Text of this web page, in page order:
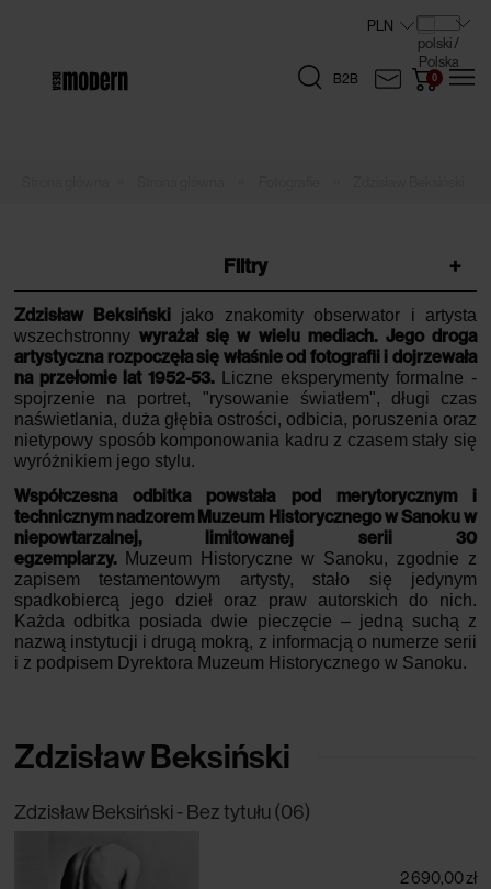
B2B
Filtry +
Zdzisław Beksiński
jako znakomity obserwator i artysta
wszechstronnywyrażał się w wielu mediach. Jego droga
artystyczna rozpoczęła się właśnie od fotografii i dojrzewała
na przełomie lat 1952-53.Liczne eksperymenty formalne -
spojrzenie na portret, "rysowanie światłem", długi czas
naświetlania, duża głębia ostrości, odbicia, poruszenia oraz
nietypowy sposób komponowania kadru z czasem stały się
wyróżnikiem jego stylu.
Współczesna odbitka powstała pod merytorycznym i
technicznym nadzorem Muzeum Historycznego w Sanoku w
niepowtarzalnej, limitowanej serii 30
egzemplarzy.Muzeum Historyczne w Sanoku, zgodnie z
zapisem testamentowym artysty, stało się jedynym
spadkobiercą jego dzieł oraz praw autorskich do nich.
Każda odbitka posiada dwie pieczęcie – jedną suchą z
nazwą instytucji i drugą mokrą, z informacją o numerze serii
i z podpisem Dyrektora Muzeum Historycznego w Sanoku.
Zdzisław Beksiński
Zdzisław Beksiński - Bez tytułu (06)
2 690,00 zł